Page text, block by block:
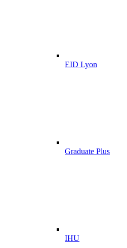
EID Lyon
Graduate Plus
IHU